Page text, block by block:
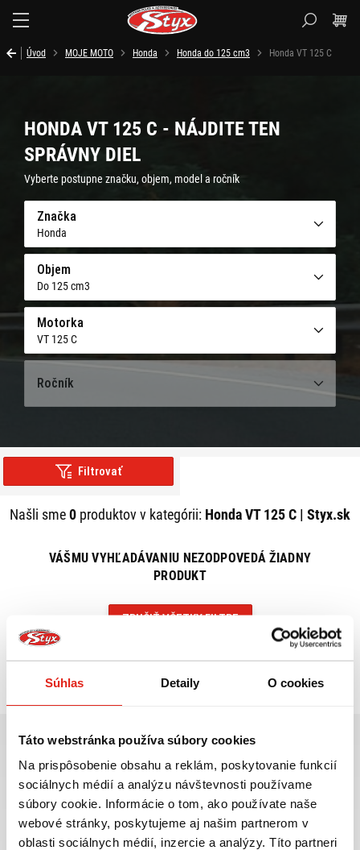
Súhlas Detaily O cookies
Táto webstránka používa súbory cookies
Na prispôsobenie obsahu a reklám, poskytovanie funkcií
sociálnych médií a analýzu návštevnosti používame
súbory cookie. Informácie o tom, ako používate naše
webové stránky, poskytujeme aj našim partnerom v
oblasti sociálnych médií, inzercie a analýzy. Títo partneri
Úvod MOJE MOTO Honda Honda do 125 cm3 Honda VT 125 C
HONDA VT 125 C - NÁJDITE TEN
SPRÁVNY DIEL
Vyberte postupne značku, objem, model a ročník
Značka
Honda
Objem
Do 125 cm3
Motorka
VT 125 C
Ročník
Filtrovať
Našli sme0 produktov v kategórii: Honda VT 125 C | Styx.sk
VÁŠMU VYHĽADÁVANIU NEZODPOVEDÁ ŽIADNY
PRODUKT
ZRUŠIŤ VŠETKY FILTRE
Najväčší výber moto
príslušenstva ihneď k
odberu
Doprava ZADARMO pre
objednávky nad 50€ v rámci
SR